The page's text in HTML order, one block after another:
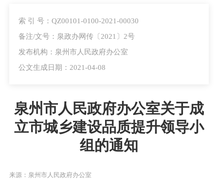
索 引 号：QZ00101-0100-2021-00030
备注/文号：泉政办网传〔2021〕2号
发布机构：泉州市人民政府办公室
公文生成日期：2021-04-08
泉州市人民政府办公室关于成
立市城乡建设品质提升领导小
组的通知
来源：泉州市人民政府办公室